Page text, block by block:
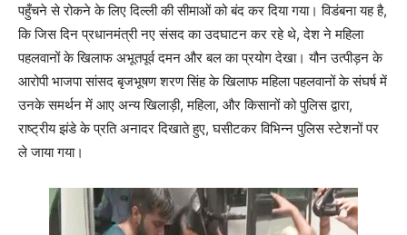
पहुँचने से रोकने के लिए दिल्ली की सीमाओं को बंद कर दिया गया। विडंबना यह है,
कि जिस दिन प्रधानमंत्री नए संसद का उदघाटन कर रहे थे, देश ने महिला
पहलवानों के खिलाफ अभूतपूर्व दमन और बल का प्रयोग देखा। यौन उत्पीड़न के
आरोपी भाजपा सांसद बृजभूषण शरण सिंह के खिलाफ महिला पहलवानों के संघर्ष में
उनके समर्थन में आए अन्य खिलाड़ी, महिला, और किसानों को पुलिस द्वारा,
राष्ट्रीय झंडे के प्रति अनादर दिखाते हुए, घसीटकर विभिन्न पुलिस स्टेशनों पर
ले जाया गया।